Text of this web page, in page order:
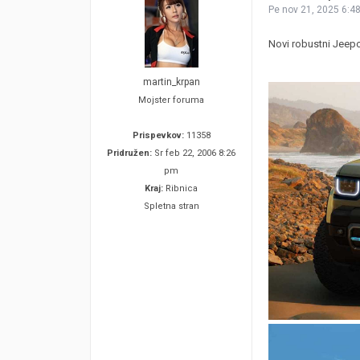
martin_krpan
Mojster foruma
Prispevkov:11358
Pridružen: Sr feb 22, 2006 8:26
pm
Kraj: Ribnica
Spletna stran
Pe nov 21, 2025
Novi robustni